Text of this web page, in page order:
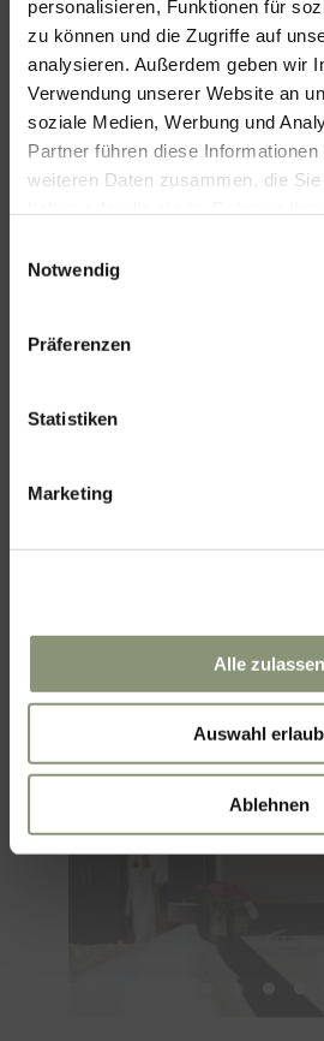
personalisieren, Funktionen für
zu können und die Zugriffe auf
analysieren. Außerdem geben wir
Verwendung unserer Website an
soziale Medien, Werbung und
Partner führen diese
weiteren Daten zusammen, die
Notwendig
Präferenzen
Statistiken
Marketing
Alle zulassen
Auswahl
Ablehnen